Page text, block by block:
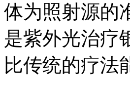
体为照射源的
是紫外光治疗
比传统的疗法